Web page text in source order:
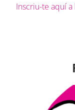
Inscriu-te aquí a